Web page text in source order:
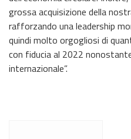
grossa acquisizione della
rafforzando una leadership
quindi molto orgogliosi di
con fiducia al 2022
internazionale”.